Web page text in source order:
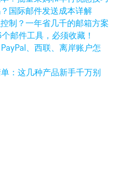
国际邮件发送成本详解
制？一年省几千的邮箱方案
邮件工具，必须收藏！
、西联、离岸账户怎
：这几种产品新手千万别